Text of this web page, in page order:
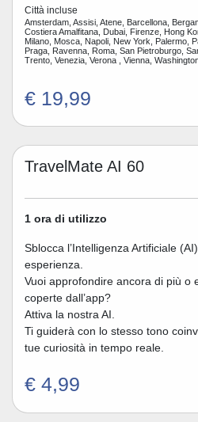
Città incluse
Amsterdam, Assisi, Atene, Barcellona,
Costiera Amalfitana, Dubai, Firenze, Hong
Milano, Mosca, Napoli, New York, Palermo,
Praga, Ravenna, Roma, San Pietroburgo,
Trento, Venezia, Verona , Vienna,
€ 19,99
TravelMate AI 60
1 ora di utilizzo
Sblocca l’Intelligenza Artificiale
esperienza.
Vuoi approfondire ancora di più o
coperte dall’app?
Attiva la nostra AI.
Ti guiderà con lo stesso tono
tue curiosità in tempo reale.
€ 4,99